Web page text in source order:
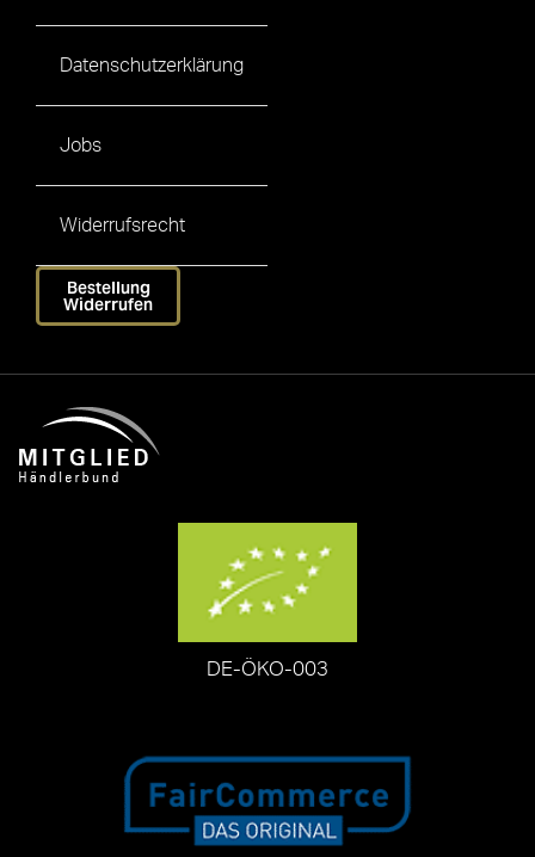
Datenschutzerklärung
Jobs
Widerrufsrecht
Bestellung
Widerrufen
DE-ÖKO-003